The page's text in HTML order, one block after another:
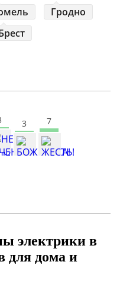
Гродно
3 7
электрики в
для дома и